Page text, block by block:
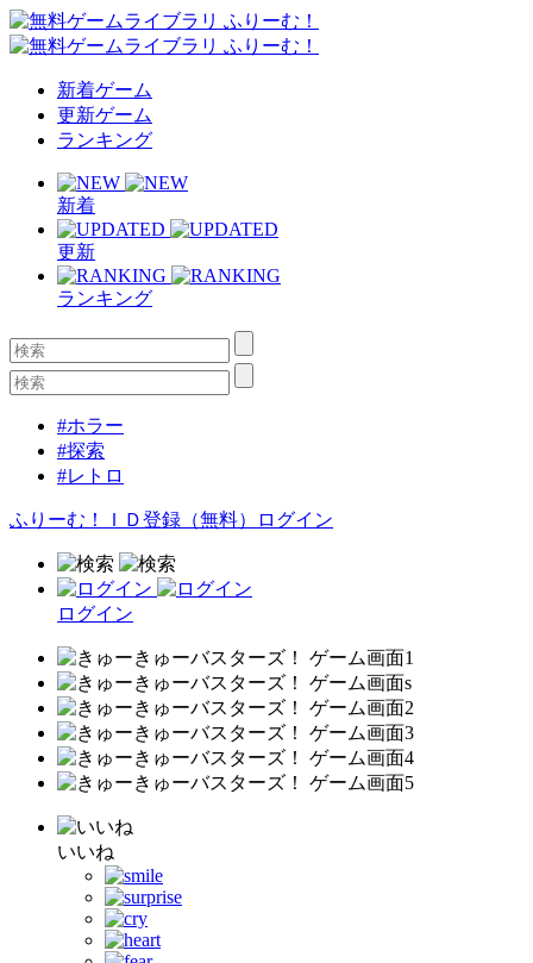
新着ゲーム
更新ゲーム
ランキング
新着
更新
ランキング
#ホラー
#探索
#レトロ
ふりーむ！ＩＤ登録（無料） ログイン
ログイン
いいね